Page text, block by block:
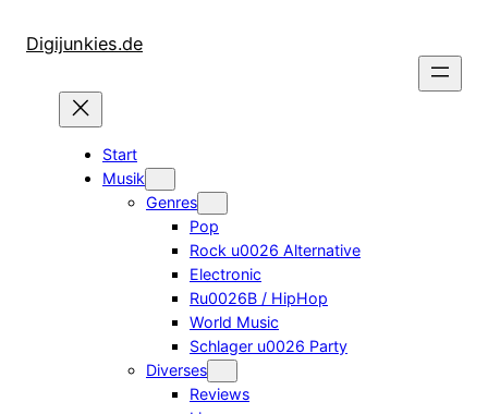
InhaltDigijunkies.de
Start
Musik
Genres
Pop
Rock u0026 Alternative
Electronic
Ru0026B / HipHop
World Music
Schlager u0026 Party
Diverses
Reviews